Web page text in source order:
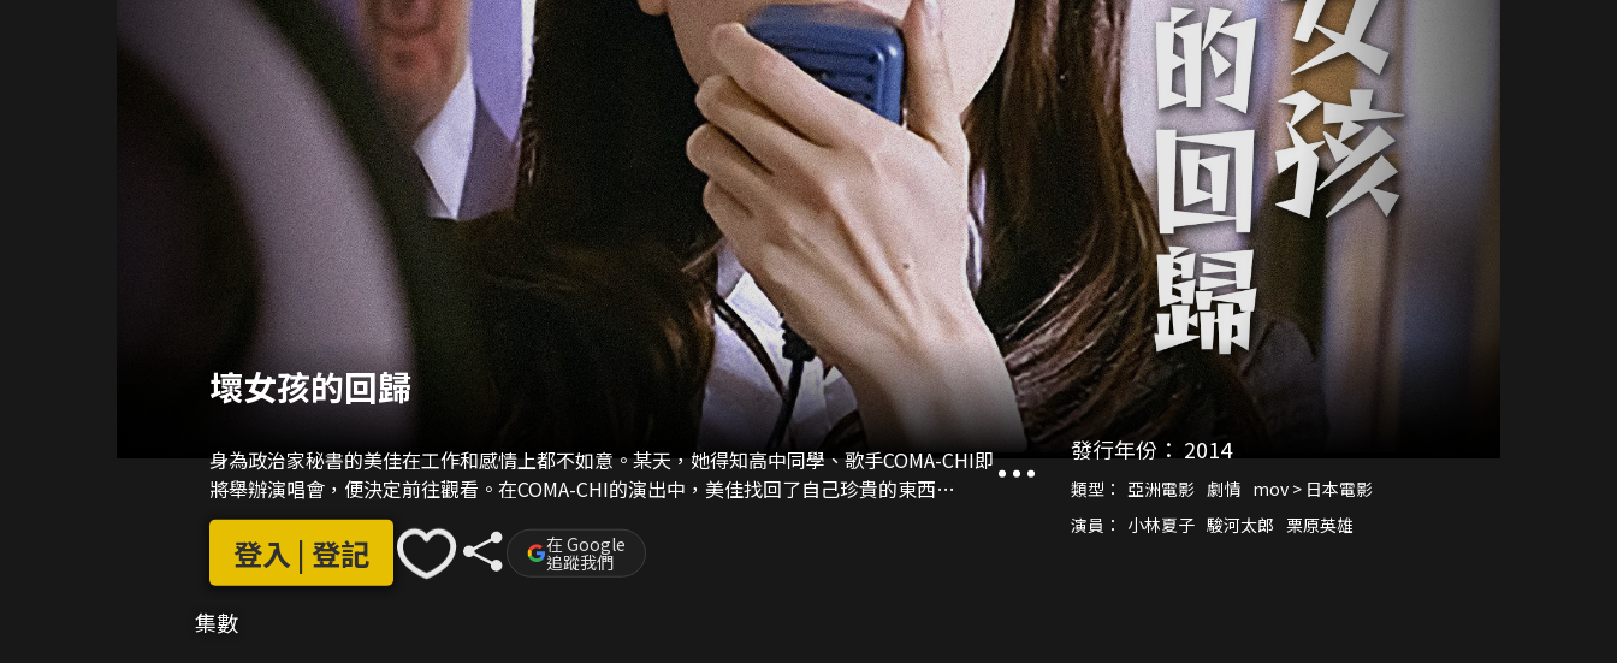
壞女孩的回歸
身為政治家秘書的美佳在工作和感情上都不如意。某天，她得知高中同學、歌手COMA-CHI即
將舉辦演唱會，便決定前往觀看。在COMA-CHI的演出中，美佳找回了自己珍貴的東西…
登入 | 登記 在 Google
追蹤我們
發行年份： 2014
類型： 亞洲電影 劇情 mov > 日本電影
演員： 小林夏子 駿河太郎 栗原英雄
集數